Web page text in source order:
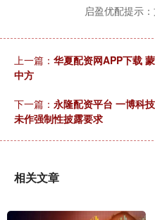
启盈优配提示
上一篇： 华夏配资网APP下载
中方
下一篇： 永隆配资平台 一博科
未作强制性披露要求
相关文章